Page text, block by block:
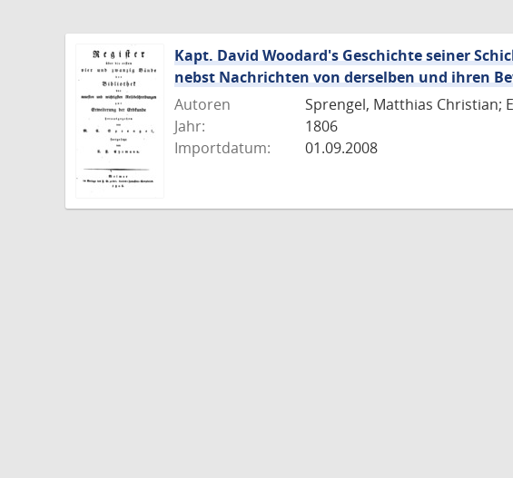
Kapt. David Woodard's Geschichte seiner
nebst Nachrichten von derselben und ihren
Autoren
Sprengel, Matthias Christian;
Jahr:
1806
Importdatum:
01.09.2008